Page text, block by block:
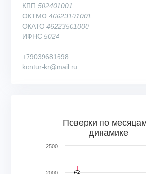
КПП 502401001
ОКТМО 46623101001
ОКАТО 46223501000
ИФНС 5024
+79039681698
kontur-kr@mail.ru
Bar chart with 69 bars.
View as data table, Поверки по
The chart has 1 Y axis displaying
Поверки по
динамике
2000
2500